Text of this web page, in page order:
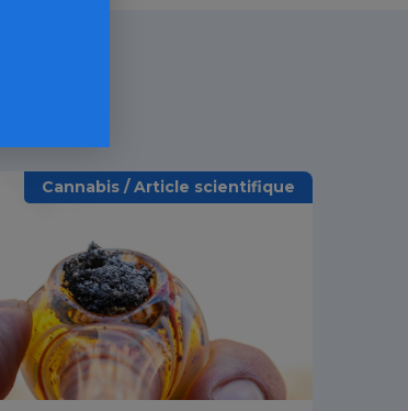
Cannabis / Article scientifique